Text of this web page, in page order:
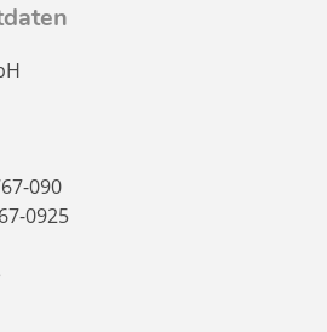
090
0925